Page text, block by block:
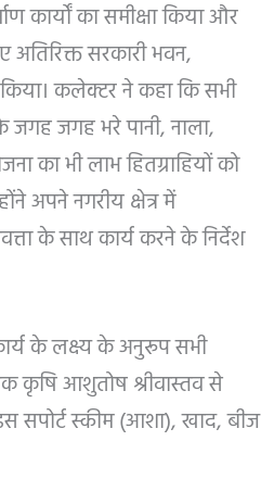
का समीक्षा किया और
अतिरिक्त सरकारी भवन,
कलेक्टर ने कहा कि सभी
जगह भरे पानी, नाला,
का भी लाभ हितग्राहियों को
अपने नगरीय क्षेत्र में
के साथ कार्य करने के निर्देश
के लक्ष्य के अनुरूप सभी
कृषि आशुतोष श्रीवास्तव से
सपोर्ट स्कीम (आशा), खाद, बीज